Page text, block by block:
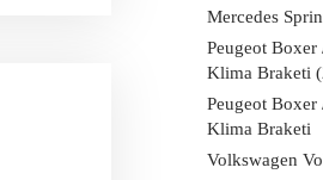
Mercedes
Peugeot Boxer
Klima Braketi
Peugeot
Klima Braketi
Volkswagen